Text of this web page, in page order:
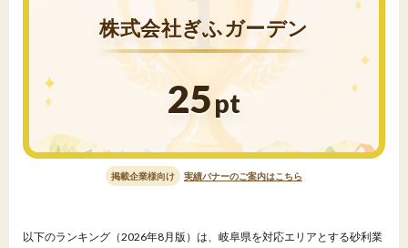
株式会社ぎふガーデン
25pt
掲載企業様向け 実績バナーのご案内はこちら
以下のランキング（2026年8月版）は、岐阜県を対応エリアとする砂利業